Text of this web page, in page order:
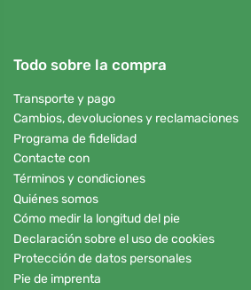
Todo sobre la compra
Transporte y pago
Cambios, devoluciones y reclamaciones
Programa de fidelidad
Contacte con
Términos y condiciones
Quiénes somos
Cómo medir la longitud del pie
Declaración sobre el uso de cookies
Protección de datos personales
Pie de imprenta